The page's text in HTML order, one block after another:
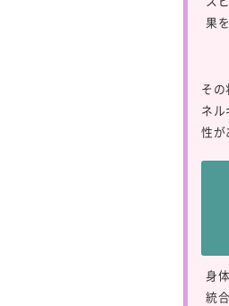
果
そ
ネ
性が
身
統